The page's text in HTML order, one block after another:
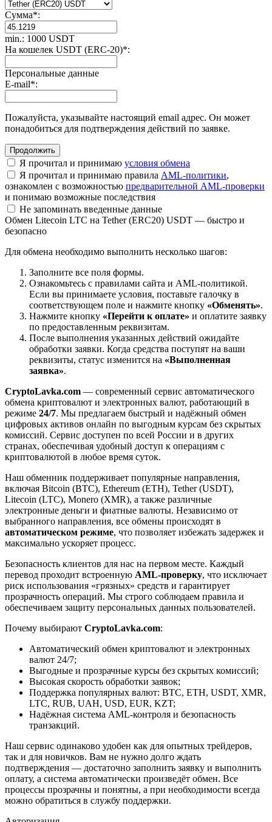
Сумма*:
min.: 1000 USDT
На кошелек USDT (ERC-20)*:
Персональные данные
E-mail*:
Пожалуйста, указывайте настоящий email адрес. Он может
понадобиться для подтверждения действий по заявке.
Я прочитал и принимаю условия обмена
Я прочитал и принимаю правила AML-политики,
ознакомлен с возможностью предварительной AML-проверки
и понимаю возможные последствия
Не запоминать введенные данные
Обмен Litecoin LTC на Tether (ERC20) USDT — быстро и
безопасно
Для обмена необходимо выполнить несколько шагов:
Заполните все поля формы.
Ознакомьтесь с правилами сайта и AML-политикой.
Если вы принимаете условия, поставьте галочку в
соответствующем поле и нажмите кнопку «Обменять».
Нажмите кнопку «Перейти к оплате» и оплатите заявку
по предоставленным реквизитам.
После выполнения указанных действий ожидайте
обработки заявки. Когда средства поступят на ваши
реквизиты, статус изменится на «Выполненная
заявка».
CryptoLavka.com — современный сервис автоматического
обмена криптовалют и электронных валют, работающий в
режиме 24/7. Мы предлагаем быстрый и надёжный обмен
цифровых активов онлайн по выгодным курсам без скрытых
комиссий. Сервис доступен по всей России и в других
странах, обеспечивая удобный доступ к операциям с
криптовалютой в любое время суток.
Наш обменник поддерживает популярные направления,
включая Bitcoin (BTC), Ethereum (ETH), Tether (USDT),
Litecoin (LTC), Monero (XMR), а также различные
электронные деньги и фиатные валюты. Независимо от
выбранного направления, все обмены происходят в
автоматическом режиме, что позволяет избежать задержек и
максимально ускоряет процесс.
Безопасность клиентов для нас на первом месте. Каждый
перевод проходит встроенную AML-проверку, что исключает
риск использования «грязных» средств и гарантирует
прозрачность операций. Мы строго соблюдаем правила и
обеспечиваем защиту персональных данных пользователей.
Почему выбирают CryptoLavka.com:
Автоматический обмен криптовалют и электронных
валют 24/7;
Выгодные и прозрачные курсы без скрытых комиссий;
Высокая скорость обработки заявок;
Поддержка популярных валют: BTC, ETH, USDT, XMR,
LTC, RUB, UAH, USD, EUR, KZT;
Надёжная система AML-контроля и безопасность
транзакций.
Наш сервис одинаково удобен как для опытных трейдеров,
так и для новичков. Вам не нужно долго ждать
подтверждения — достаточно заполнить заявку и выполнить
оплату, а система автоматически произведёт обмен. Все
процессы прозрачны и понятны, а при необходимости всегда
можно обратиться в службу поддержки.